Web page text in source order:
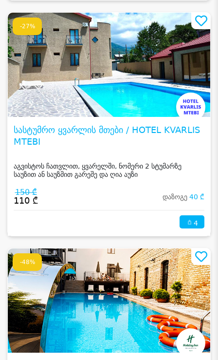
-27%
სასტუმრო ყვარლის მთები / HOTEL KVARLIS
MTEBI
აგვისტოს ჩათვლით, ყვარელში, ნომერი 2 სტუმარზე
საუზით ან საუზმით გარეშე და ღია აუზი
150 ₾
110 ₾ დაზოგე 40 ₾
4
-48%